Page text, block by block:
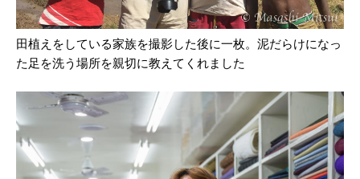
田植えをしている家族を撮影した後に一枚。泥だらけになっ
た足を洗う場所を親切に教えてくれました